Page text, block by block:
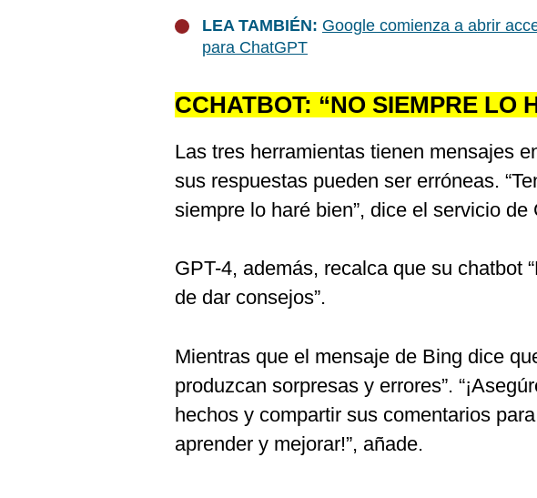
LEA TAMBIÉN: Google comienza a abrir
para ChatGPT
CCHATBOT: “NO SIEMPRE LO
Las tres herramientas tienen mensajes
sus respuestas pueden ser erróneas.
siempre lo haré bien”, dice el servicio de
GPT-4, además, recalca que su chatbot
de dar consejos”.
Mientras que el mensaje de Bing dice
produzcan sorpresas y errores”.
hechos y compartir sus comentarios
aprender y mejorar!”, añade.